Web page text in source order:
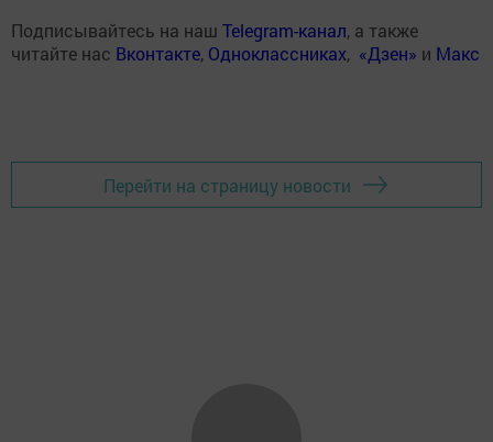
Подписывайтесь на наш Telegram-канал, а также
читайте нас Вконтакте, Одноклассниках, «Дзен» и Макс
Перейти на страницу новости